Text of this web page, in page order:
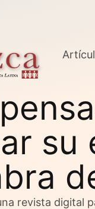
su
revista digital